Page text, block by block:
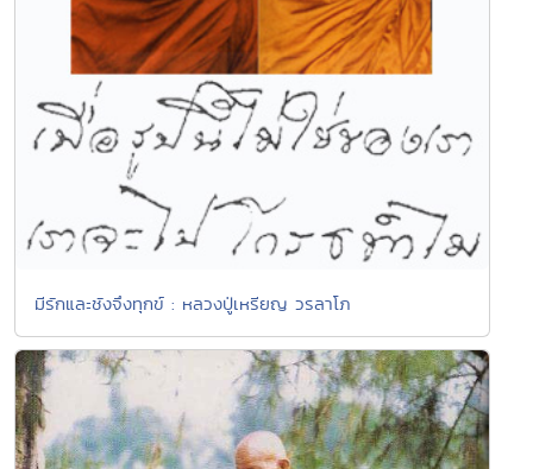
มีรักและชังจึงทุกข์ : หลวงปู่เหรียญ วรลาโภ